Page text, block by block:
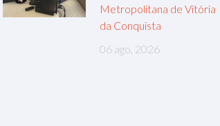
Metropolitana de Vitória
da Conquista
06 ago, 2026